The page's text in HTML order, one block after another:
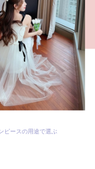
ピースの用途で選ぶ